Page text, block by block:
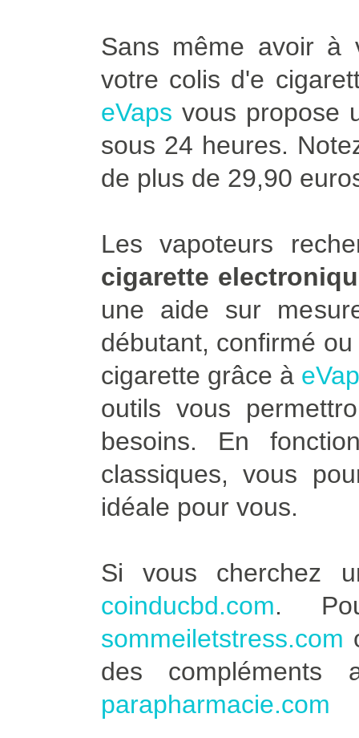
Sans même avoir à
votre colis d'e
eVaps vous propose
sous 24 heures.
de plus de 29,90
Les vapoteurs
cigarette
une aide sur
débutant, confirmé
cigarette grâce à
outils vous
besoins. En
classiques, vous
idéale pour vous.
Si vous cherchez
coinducbd.com.
sommeiletstress.com
des compléments
parapharmacie.com